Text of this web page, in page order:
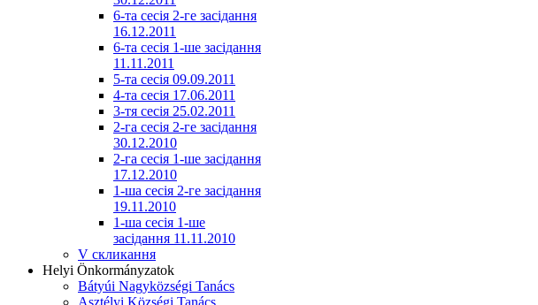
6-та сесія 2-ге засідання
16.12.2011
6-та сесія 1-ше засідання
11.11.2011
5-та сесія 09.09.2011
4-та сесія 17.06.2011
3-тя сесія 25.02.2011
2-га сесія 2-ге засідання
30.12.2010
2-га сесія 1-ше засідання
17.12.2010
1-ша сесія 2-ге засідання
19.11.2010
1-ша сесія 1-ше
засідання 11.11.2010
V скликання
Helyi Önkormányzatok
Bátyúi Nagyközségi Tanács
Asztélyi Községi Tanács